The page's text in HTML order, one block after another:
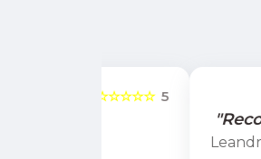
"Recomendo!!"
Leandro Suzarte